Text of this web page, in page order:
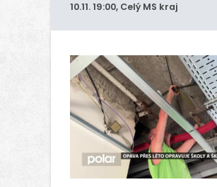
10.11.19:00, Celý MS kraj